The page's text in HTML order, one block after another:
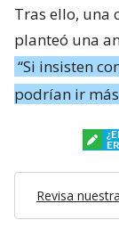
Tras ello, una
planteó una
“Si insisten
podrían ir
Revisa